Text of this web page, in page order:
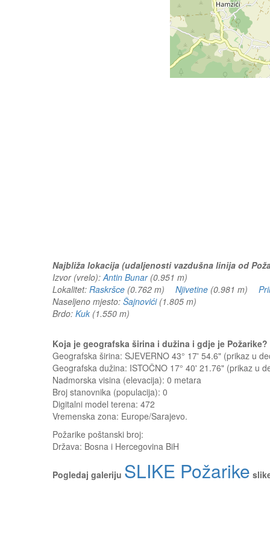
Najbliža lokacija (udaljenosti vazdušna linija od
Izvor (vrelo):Antin Bunar(0.951 m)
Lokalitet: Raskršce (0.762 m) Njivetine (0.981 m)
Naseljeno mjesto: Šajnovići(1.805 m)
Brdo: Kuk (1.550 m)
Koja je geografska širina i dužina i gdje je
Geografska širina: SJEVERNO 43° 17' 54.6" (prikaz u
Geografska dužina: ISTOČNO 17° 40' 21.76" (prikaz u
Nadmorska visina (elevacija): 0 metara
Broj stanovnika (populacija): 0
Digitalni model terena: 472
Vremenska zona: Europe/Sarajevo.
Požarike poštanski broj:
Država: Bosna i Hercegovina BiH
Pogledaj galeriju SLIKE Požarike